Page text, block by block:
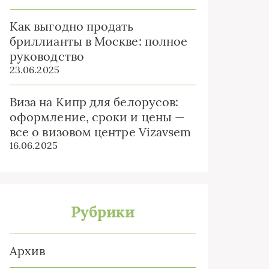
Как выгодно продать
бриллианты в Москве: полное
руководство
23.06.2025
Виза на Кипр для белорусов:
оформление, сроки и цены —
все о визовом центре Vizavsem
16.06.2025
Рубрики
Архив